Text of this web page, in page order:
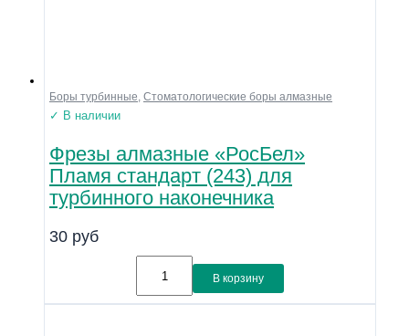
Боры турбинные, Стоматологические боры алмазные
✓ В наличии
Фрезы алмазные «РосБел»
Пламя стандарт (243) для
турбинного наконечника
30 руб
В корзину